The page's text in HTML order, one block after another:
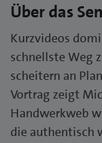
Über das
Kurzvideos
schnellste Weg
scheitern an
Vortrag zeigt
Handwerkweb
die authentisch